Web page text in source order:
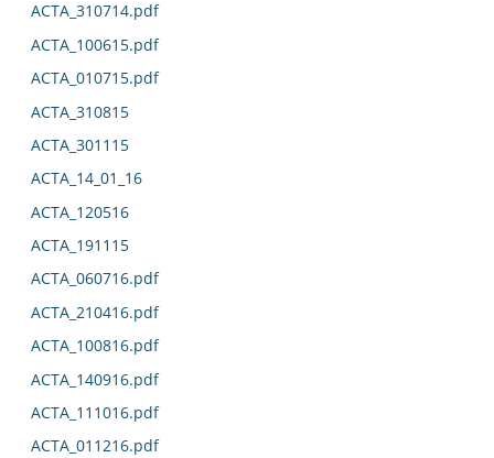
ACTA_310714.pdf
ACTA_100615.pdf
ACTA_010715.pdf
ACTA_310815
ACTA_301115
ACTA_14_01_16
ACTA_120516
ACTA_191115
ACTA_060716.pdf
ACTA_210416.pdf
ACTA_100816.pdf
ACTA_140916.pdf
ACTA_111016.pdf
ACTA_011216.pdf